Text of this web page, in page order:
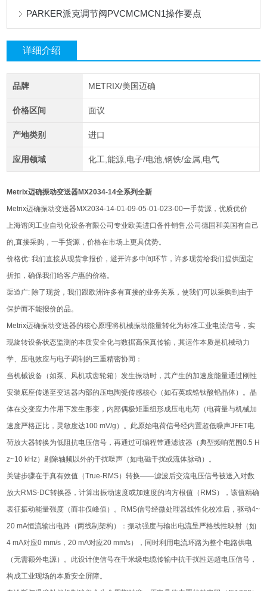
PARKER派克调节阀PVCMCMCN1操作要点
详细介绍
品牌 METRIX/美国迈确
价格区间 面议
产地类别 进口
应用领域 化工,能源,电子/电池,钢铁/金属,电气
Metrix迈确振动变送器MX2034-14全系列全新
Metrix迈确振动变送器MX2034-14-01-09-05-01-023-00一手货源，优质优价
上海谱闵工业自动化设备有限公司专业欧美进口备件销售,公司德国和美国有自己
的,直接采购，一手货源，价格在市场上更具优势。
价格优: 我们直接从现货拿报价，避开许多中间环节，许多现货给我们提供固定
折扣，确保我们给客户惠的价格。
渠道广: 除了现货，我们跟欧洲许多有直接的业务关系，使我们可以采购到由于
保护而不能报价的品。
Metrix迈确振动变送器的核心原理将机械振动能量转化为标准工业电流信号，实
现旋转设备状态监测的本质安全化与数据高保真传输，其运作本质是机械动力
学、压电效应与电子调制的三重精密协同：
当机械设备（如泵、风机或齿轮箱）发生振动时，其产生的加速度能量通过刚性
安装底座传递至变送器内部的压电陶瓷传感核心（如石英或锆钛酸铅晶体）。晶
体在交变应力作用下发生形变，内部偶极矩重组形成压电电荷（电荷量与机械加
速度严格正比，灵敏度达100 mV/g）。此原始电荷信号经内置超低噪声JFET电
荷放大器转换为低阻抗电压信号，再通过可编程带通滤波器（典型频响范围0.5 H
z~10 kHz）剔除轴频以外的干扰噪声（如电磁干扰或流体脉动）。
关键步骤在于真有效值（True-RMS）转换——滤波后交流电压信号被送入对数
放大RMS-DC转换器，计算出振动速度或加速度的均方根值（RMS），该值精确
表征振动能量强度（而非仅峰值）。RMS信号经微处理器线性化校准后，驱动4~
20 mA恒流输出电路（两线制架构）：振动强度与输出电流呈严格线性映射（如
4 mA对应0 mm/s，20 mA对应20 mm/s），同时利用电流环路为整个电路供电
（无需额外电源）。此设计使信号在千米级电缆传输中抗干扰性远超电压信号，
构成工业现场的本质安全屏障。